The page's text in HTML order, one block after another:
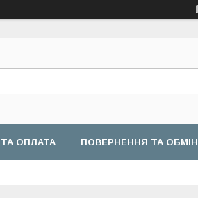
ОПЛАТА ПОВЕРНЕННЯ ТА ОБМІН